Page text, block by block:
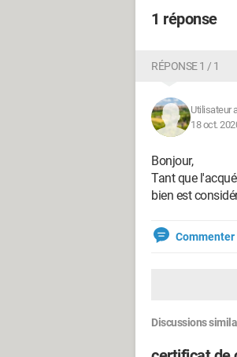
1 réponse
RÉPONSE 1 / 1
Utilisateur
18 oct.
Bonjour,
Tant que
bien est
Commenter
Discussions